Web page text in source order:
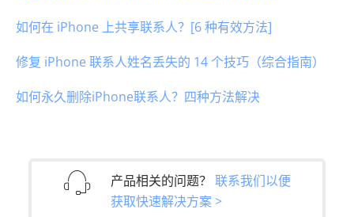
如何在 iPhone 上共享联系人？[6 种有效方法]
修复 iPhone 联系人姓名丢失的 14 个技巧（综合指南）
如何永久删除iPhone联系人？四种方法解决
产品相关的问题？ 联系我们以便
获取快速解决方案 >